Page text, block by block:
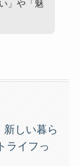
」や「魅
新しい暮ら
ライフっ